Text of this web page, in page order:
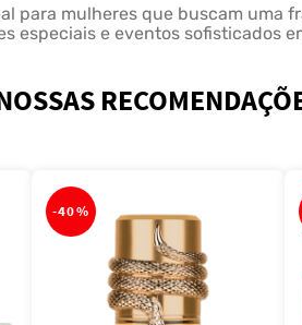
para mulheres que buscam uma
e eventos sofisticados
-40%